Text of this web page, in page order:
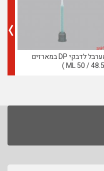
מערבל לדבקי DP במארזים